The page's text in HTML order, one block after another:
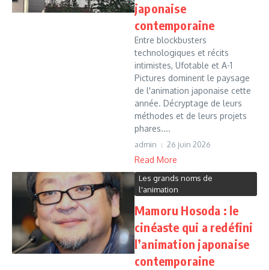
japonaise
contemporaine
Entre blockbusters
technologiques et récits
intimistes, Ufotable et A-1
Pictures dominent le paysage
de l'animation japonaise cette
année. Décryptage de leurs
méthodes et de leurs projets
phares....
admin 26 juin 2026
Read More
Les grands noms de
l'animation
Mamoru Hosoda : le
cinéaste qui a redéfini
l’animation japonaise
contemporaine